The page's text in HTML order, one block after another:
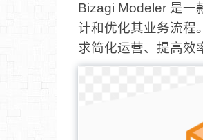
Bizagi Modeler 是一
计和优化其业务流程
求简化运营、提高效